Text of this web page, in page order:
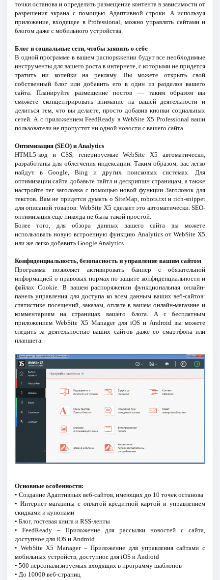
точки останова и определить размещение контента в зависимости от
разрешения экрана с помощью Адаптивной строки. А используя
приложение, входящее в Professional, можно управлять сайтами и
блогом даже с мобильного устройства.
Блог и социальные сети, чтобы заявить о себе
В одной программе в вашем распоряжении будут все необходимые
инструменты для вашего роста в интернете, с которыми не придется
тратить ни копейки на рекламу. Вы можете открыть свой
собственный блог или добавить его в один из разделов вашего
сайта. Планируйте размещение постов — таким образом вы
сможете сконцентрировать внимание на вашей деятельности и
делиться тем, что вы делаете, просто добавив кнопки социальных
сетей. А с приложением FeedReady в WebSite X5 Professional ваши
пользователи не пропустят ни одной новости с вашего сайта.
Оптимизация (SEO) и Analytics
HTML5-код и CSS, генерируемые WebSite X5 автоматически,
разработаны для облегчения индексации. Таким образом, вас легко
найдут в Google, Bing и других поисковых системах. Для
оптимизации сайта добавьте тайтл и дескрипшн страницам, а также
настройте тег заголовка с помощью новой функции Заголовок для
текстов. Вам не придется думать о SiteMap, robots.txt и rich-snippet
для описаний товаров: WebSite X5 сделает это автоматически. SEO-
оптимизация еще никогда не была такой простой.
Более того, для обзора данных вашего сайта вы можете
использовать новую встроенную функцию Analytics от WebSite X5
или же легко добавить Google Analytics.
Конфиденциальность, безопасность и управление вашим сайтом
Программа позволяет активировать баннер с обязательной
информацией о правовых нормах по защите конфиденциальности и
файлах Cookie. В вашем распоряжении функциональная онлайн-
панель управления для доступа ко всем данным ваших веб-сайтов:
статистике посещений, заказам, оплате в вашем онлайн-магазине и
комментариям на страницах вашего блога. А с бесплатным
приложением WebSite X5 Manager для iOS и Android вы можете
следить за деятельностью ваших сайтов даже со смартфона или
планшета.
Основные особенности:
• Создание Адаптивных веб-сайтов, имеющих до 10 точек останова
• Интернет-магазины с оплатой кредитной картой и управлением
скидками и купонами
• Блог, гостевая книга и RSS-ленты
• FeedReady – Приложение для рассылки новостей с сайта,
доступное для iOS и Android
• WebSite X5 Manager – Приложение для управления сайтами с
мобильных устройств, доступное для iOS и Android
• 500 персонализируемых входящих в программу шаблонов
• До 10000 веб-страниц